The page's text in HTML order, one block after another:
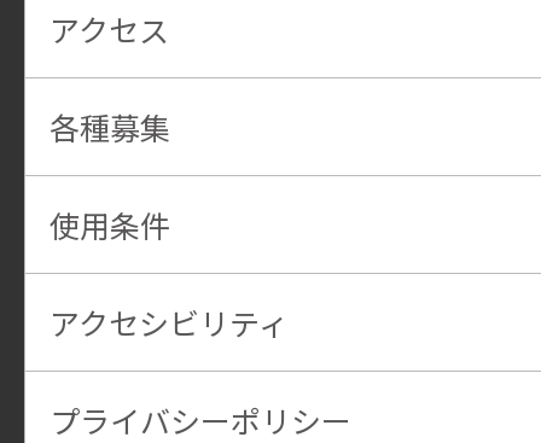
アクセス
各種募集
使用条件
アクセシビリティ
プライバシーポリシー